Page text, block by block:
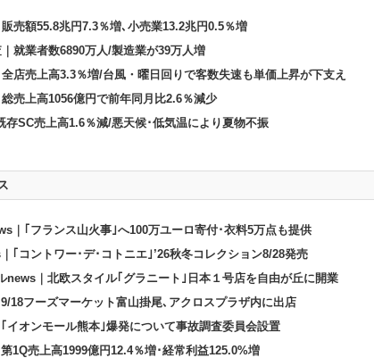
売額55.8兆円7.3％増､小売業13.2兆円0.5％増
就業者数6890万人/製造業が39万人増
店売上高3.3％増/台風・曜日回りで客数失速も単価上昇が下支え
売上高1056億円で前年同月比2.6％減少
存SC売上高1.6％減/悪天候･低気温により夏物不振
｜｢フランス山火事｣へ100万ユーロ寄付･衣料5万点も提供
｢コントワー･デ･コトニエ｣’26秋冬コレクション8/28発売
news｜北欧スタイル｢グラニート｣日本１号店を自由が丘に開業
18フーズマーケット富山掛尾､アクロスプラザ内に出店
イオンモール熊本｣爆発について事故調査委員会設置
1Q売上高1999億円12.4％増･経常利益125.0%増